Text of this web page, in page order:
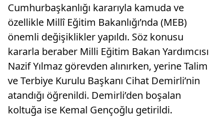
Cumhurbaşkanlığı kararıyla kamuda ve
özellikle Millî Eğitim Bakanlığı’nda (MEB)
önemli değişiklikler yapıldı. Söz konusu
kararla beraber Milli Eğitim Bakan Yardımcısı
Nazif Yılmaz görevden alınırken, yerine Talim
ve Terbiye Kurulu Başkanı Cihat Demirli’nin
atandığı öğrenildi. Demirli’den boşalan
koltuğa ise Kemal Gençoğlu getirildi.